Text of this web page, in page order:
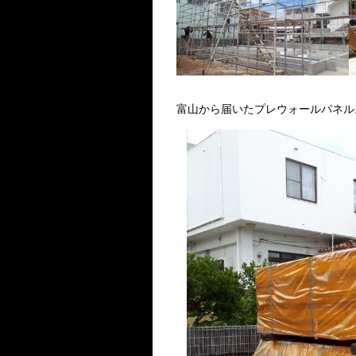
富山から届いたプレウォールパネ